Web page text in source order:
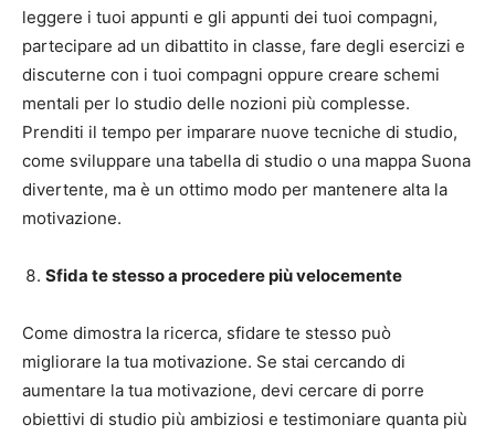
leggere i tuoi appunti e gli appunti dei tuoi compagni,
partecipare ad un dibattito in classe, fare degli esercizi e
discuterne con i tuoi compagni oppure creare schemi
mentali per lo studio delle nozioni più complesse.
Prenditi il tempo per imparare nuove tecniche di studio,
come sviluppare una tabella di studio o una mappa Suona
divertente, ma è un ottimo modo per mantenere alta la
motivazione.
Sfida te stesso a procedere più velocemente
Come dimostra la ricerca, sfidare te stesso può
migliorare la tua motivazione. Se stai cercando di
aumentare la tua motivazione, devi cercare di porre
obiettivi di studio più ambiziosi e testimoniare quanta più